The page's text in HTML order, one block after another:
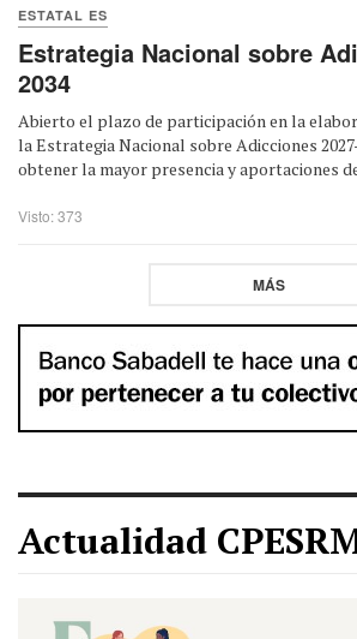
ESTATAL ES
Estrategia Nacional sobre
2034
Abierto el plazo de participación en la
la Estrategia Nacional sobre Adicciones
obtener la mayor presencia y aportaciones
Visto: 373
MÁS
Actualidad